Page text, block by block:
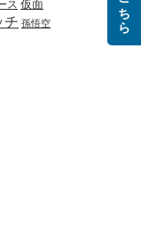
ス 仮面
チ 孫悟空